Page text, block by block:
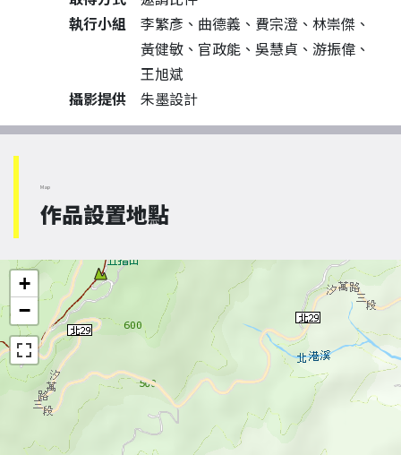
執行小組
李繁彥、曲德義、費宗澄、林崇傑、
黃健敏、官政能、吳慧貞、游振偉、
王旭斌
攝影提供
朱墨設計
Map
作品設置地點
+
−